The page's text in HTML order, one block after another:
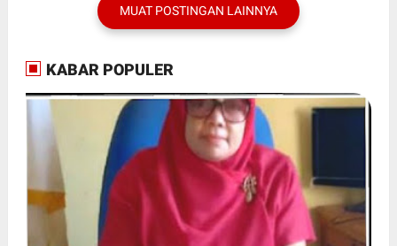
MUAT POSTINGAN LAINNYA
KABAR POPULER